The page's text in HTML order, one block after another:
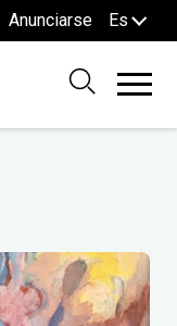
Anunciarse Es